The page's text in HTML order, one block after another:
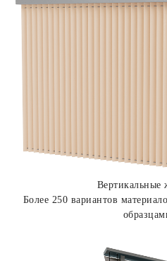
Вертикальные
Более 250 вариантов